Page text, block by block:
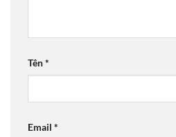
Tên*
Email *